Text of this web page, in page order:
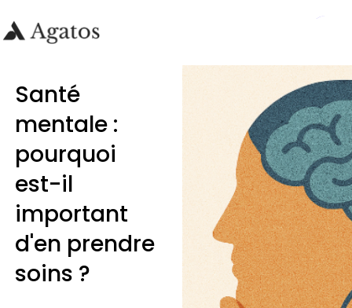
Santé
mentale :
pourquoi
est-il
important
d'en prendre
soins ?